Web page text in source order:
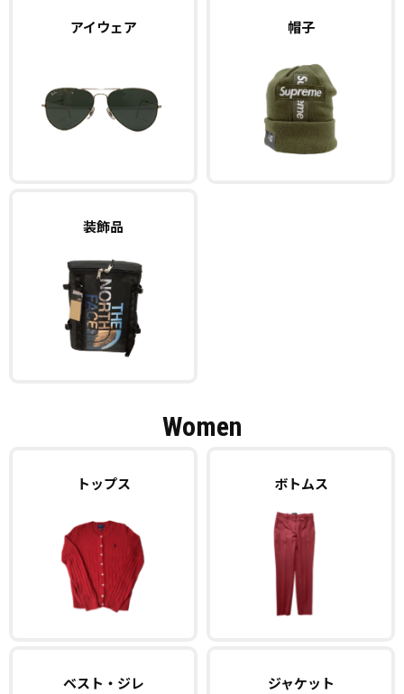
アイウェア 帽子
装飾品
Women
トップス ボトムス
ベスト・ジレ ジャケット